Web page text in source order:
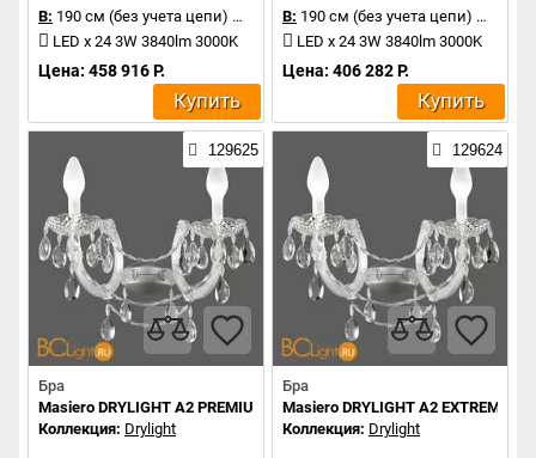
В: 190 см (без учета цепи) Д:
106 см
LED x 24 3W 3840lm 3000K
Цена: 458 916 Р.
Купить
В: 190 см (без учета цепи) Д:
LED x 24 3W 3840lm 3000K
Цена: 406 282 Р.
Купить
129625
Бра
Masiero DRYLIGHT A2 PREMIUM RGBW
Коллекция: Drylight
129624
Бра
Masiero DRYLIGHT A2 EXTREME
Коллекция: Drylight